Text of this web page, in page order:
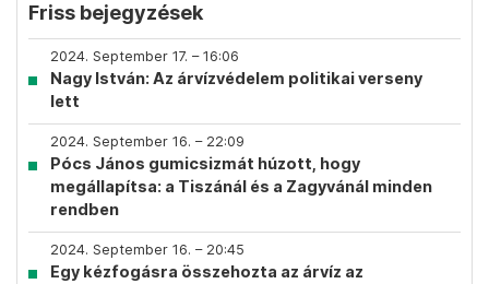
Friss bejegyzések
2024. September 17. – 16:06
Nagy István: Az árvízvédelem politikai verseny
lett
2024. September 16. – 22:09
Pócs János gumicsizmát húzott, hogy
megállapítsa: a Tiszánál és a Zagyvánál minden
rendben
2024. September 16. – 20:45
Egy kézfogásra összehozta az árvíz az